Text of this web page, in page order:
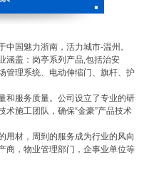
国魅力浙南，活力城市-温州。
涵盖：岗亭系列产品,包括治安
管理系统、电动伸缩门、旗杆、护
服务质量。公司设立了专业的研
施工团队，确保“金豪”产品技术
材，周到的服务成为行业的风向
商，物业管理部门，企事业单位等